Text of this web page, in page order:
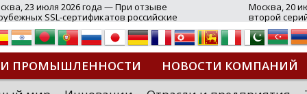
23 июля 2026 года — При отзыве
SSL-сертификатов российские
могут некорректно открываться в
браузерах (Google Chrome,
Edge и др.), а соединение с сервисами
ресурсы уже сообщили о
недоступности и ошибках при
из-за отзывов сертификатов
Москва, 20
второй
аппаратов,
масштабной
интернет с
из
«Экономика
ПРОМЫШЛЕННОСТИ НОВОСТИ КОМПАНИЙ